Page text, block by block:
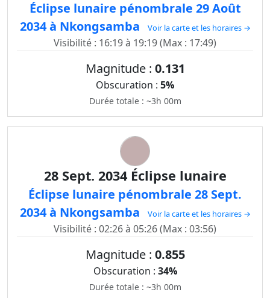
Éclipse lunaire pénombrale 29 Août
2034 à Nkongsamba
Voir la carte et les horaires →
Visibilité : 16:19 à 19:19 (Max : 17:49)
Magnitude : 0.131
Obscuration : 5%
Durée totale : ~3h 00m
28 Sept. 2034 Éclipse lunaire
Éclipse lunaire pénombrale 28 Sept.
2034 à Nkongsamba
Voir la carte et les horaires →
Visibilité : 02:26 à 05:26 (Max : 03:56)
Magnitude : 0.855
Obscuration : 34%
Durée totale : ~3h 00m